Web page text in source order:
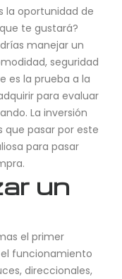
la oportunidad de
te gustará?
manejar un
seguridad
es la prueba a la
para evaluar
La inversión
que pasar por este
para pasar
un
el primer
funcionamiento
direccionales,